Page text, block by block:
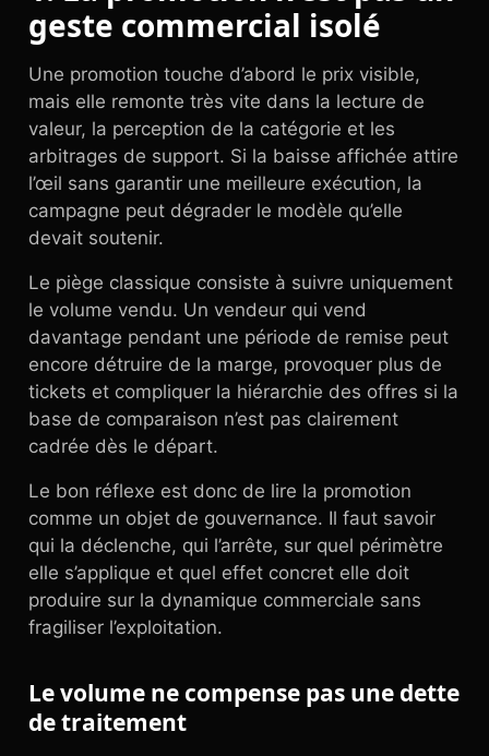
geste commercial isolé
Une promotion touche d’abord le prix visible,
mais elle remonte très vite dans la lecture de
valeur, la perception de la catégorie et les
arbitrages de support. Si la baisse affichée attire
l’œil sans garantir une meilleure exécution, la
campagne peut dégrader le modèle qu’elle
devait soutenir.
Le piège classique consiste à suivre uniquement
le volume vendu. Un vendeur qui vend
davantage pendant une période de remise peut
encore détruire de la marge, provoquer plus de
tickets et compliquer la hiérarchie des offres si la
base de comparaison n’est pas clairement
cadrée dès le départ.
Le bon réflexe est donc de lire la promotion
comme un objet de gouvernance. Il faut savoir
qui la déclenche, qui l’arrête, sur quel périmètre
elle s’applique et quel effet concret elle doit
produire sur la dynamique commerciale sans
fragiliser l’exploitation.
Le volume ne compense pas une dette
de traitement